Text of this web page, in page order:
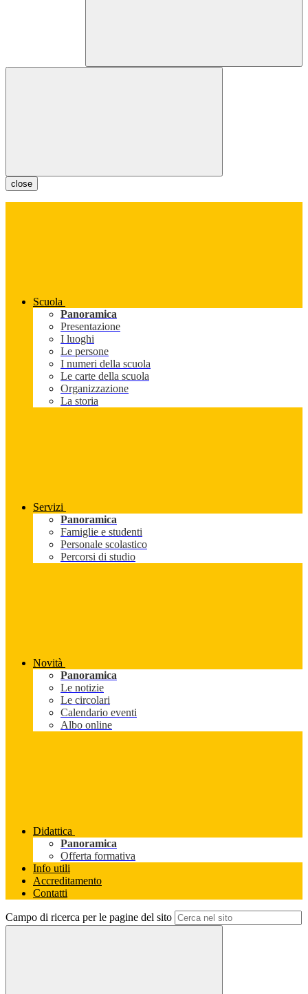
close
Scuola
Panoramica
Presentazione
I luoghi
Le persone
I numeri della scuola
Le carte della scuola
Organizzazione
La storia
Servizi
Panoramica
Famiglie e studenti
Personale scolastico
Percorsi di studio
Novità
Panoramica
Le notizie
Le circolari
Calendario eventi
Albo online
Didattica
Panoramica
Offerta formativa
Info utili
Accreditamento
Contatti
Campo di ricerca per le pagine del sito